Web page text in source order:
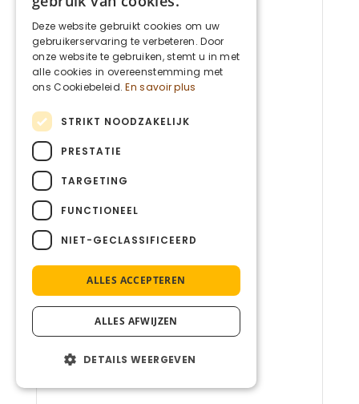
DUTCH
ENGLISH
Deze website gebruikt cookies om uw
gebruikerservaring te verbeteren. Door
onze website te gebruiken, stemt u in met
alle cookies in overeenstemming met
ons Cookiebeleid. En savoir plus
STRIKT NOODZAKELIJK
PRESTATIE
TARGETING
FUNCTIONEEL
NIET-GECLASSIFICEERD
ALLES ACCEPTEREN
ALLES AFWIJZEN
DETAILS WEERGEVEN